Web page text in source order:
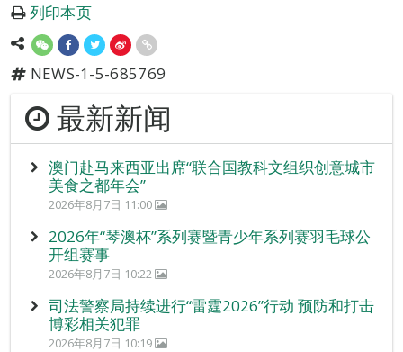
列印本页
NEWS-1-5-685769
最新新闻
澳门赴马来西亚出席“联合国教科文组织创意城市
美食之都年会”
2026年8月7日 11:00
2026年“琴澳杯”系列赛暨青少年系列赛羽毛球公
开组赛事
2026年8月7日 10:22
司法警察局持续进行“雷霆2026”行动 预防和打击
博彩相关犯罪
2026年8月7日 10:19